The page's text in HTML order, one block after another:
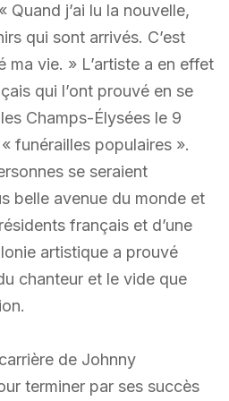
Quand j’ai lu la nouvelle,
qui sont arrivés. C’est
ma vie. » L’artiste a en effet
qui l’ont prouvé en se
Champs-Élysées le 9
funérailles populaires ».
se seraient
belle avenue du monde et
français et d’une
artistique a prouvé
chanteur et le vide que
de Johnny
terminer par ses succès